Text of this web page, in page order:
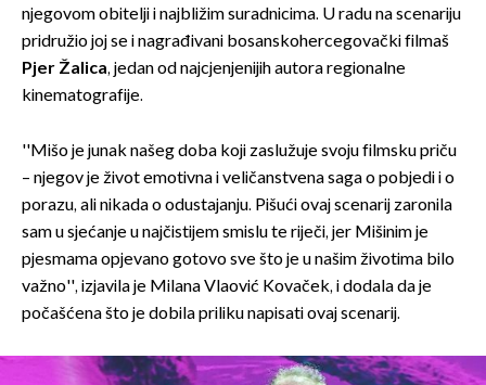
njegovom obitelji i najbližim suradnicima. U radu na scenariju
pridružio joj se i nagrađivani bosanskohercegovački filmaš
Pjer Žalica, jedan od najcjenjenijih autora regionalne
kinematografije.
''Mišo je junak našeg doba koji zaslužuje svoju filmsku priču
– njegov je život emotivna i veličanstvena saga o pobjedi i o
porazu, ali nikada o odustajanju. Pišući ovaj scenarij zaronila
sam u sjećanje u najčistijem smislu te riječi, jer Mišinim je
pjesmama opjevano gotovo sve što je u našim životima bilo
važno'', izjavila je Milana Vlaović Kovaček, i dodala da je
počašćena što je dobila priliku napisati ovaj scenarij.